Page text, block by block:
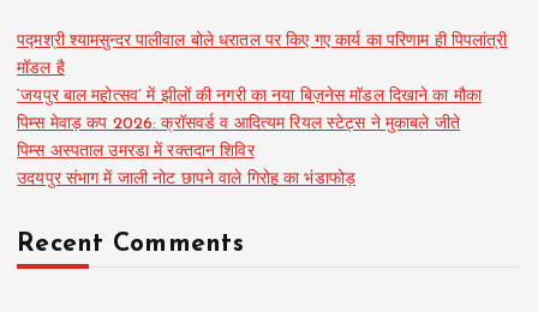
पद्मश्री श्यामसुन्दर पालीवाल बोले धरातल पर किए गए कार्य का परिणाम ही पिपलांत्री
मॉडल है
‘जयपुर बाल महोत्सव’ में झीलों की नगरी का नया बिज़नेस मॉडल दिखाने का मौका
पिम्स मेवाड़ कप 2026: क्रॉसवर्ड व आदित्यम रियल स्टेट्स ने मुकाबले जीते
पिम्स अस्पताल उमरडा में रक्तदान शिविर
उदयपुर संभाग में जाली नोट छापने वाले गिरोह का भंडाफोड़
Recent Comments